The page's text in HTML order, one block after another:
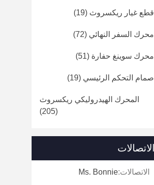
قطع غيار ريكسروث (19)
محرك السفر النهائي (72)
محرك سوينغ حفارة (51)
صمام التحكم الرئيسي (19)
المحرك الهيدروليكي ريكسروث
(205)
الاتصالات
الاتصالات:Ms. Bonnie